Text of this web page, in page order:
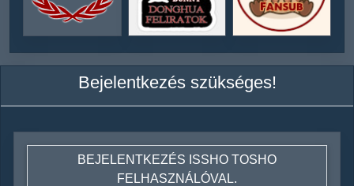
Bejelentkezés szükséges!
BEJELENTKEZÉS ISSHO TOSHO
FELHASZNÁLÓVAL.